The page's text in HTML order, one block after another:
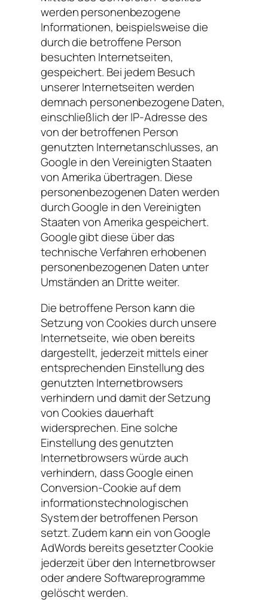
werden personenbezogene
Informationen, beispielsweise die
durch die betroffene Person
besuchten Internetseiten,
gespeichert. Bei jedem Besuch
unserer Internetseiten werden
demnach personenbezogene Daten,
einschließlich der IP-Adresse des
von der betroffenen Person
genutzten Internetanschlusses, an
Google in den Vereinigten Staaten
von Amerika übertragen. Diese
personenbezogenen Daten werden
durch Google in den Vereinigten
Staaten von Amerika gespeichert.
Google gibt diese über das
technische Verfahren erhobenen
personenbezogenen Daten unter
Umständen an Dritte weiter.
Die betroffene Person kann die
Setzung von Cookies durch unsere
Internetseite, wie oben bereits
dargestellt, jederzeit mittels einer
entsprechenden Einstellung des
genutzten Internetbrowsers
verhindern und damit der Setzung
von Cookies dauerhaft
widersprechen. Eine solche
Einstellung des genutzten
Internetbrowsers würde auch
verhindern, dass Google einen
Conversion-Cookie auf dem
informationstechnologischen
System der betroffenen Person
setzt. Zudem kann ein von Google
AdWords bereits gesetzter Cookie
jederzeit über den Internetbrowser
oder andere Softwareprogramme
gelöscht werden.